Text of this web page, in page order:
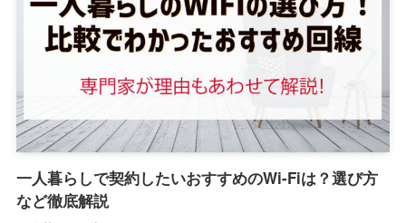
一人暮らしで契約したいおすすめのWi-Fiは？選び方
など徹底解説